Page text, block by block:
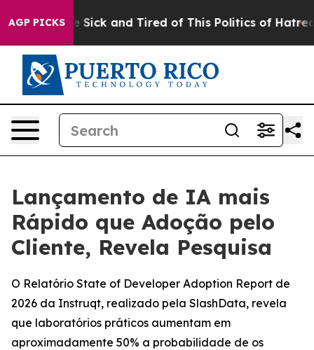
AGP PICKS
Are Sick and Tired of This Politics of Hatred”
Lançamento de IA mais
Rápido que Adoção pelo
Cliente, Revela Pesquisa
O Relatório State of Developer Adoption Report de
2026 da Instruqt, realizado pela SlashData, revela
que laboratórios práticos aumentam em
aproximadamente 50% a probabilidade de os